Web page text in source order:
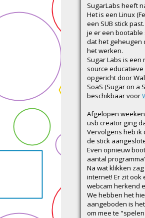
SugarLabs heeft
Het is een Linux
een SUB stick
je er een bootable
dat het geheugen
het werken.
Sugar Labs is
source
opgericht door
SoaS (Sugar on a
beschikbaar voor
Afgelopen
usb creator ging
Vervolgens heb ik
de stick
Even opnieuw
aantal
Na wat klikken
internet! Er zit ook
webcam herkend
We hebben het
aangeboden is
om mee te